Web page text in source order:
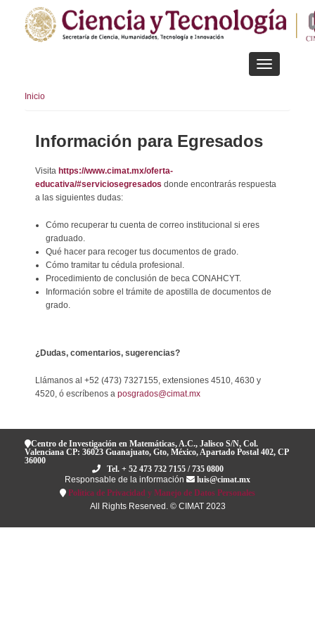
contenido
Toggle
navigation
Inicio
Información para Egresados
Visita https://www.cimat.mx/oferta-
educativa/#serviciosegresados donde encontrarás respuesta
a las siguientes dudas:
Cómo recuperar tu cuenta de correo institucional si eres
graduado.
Qué hacer para recoger tus documentos de grado.
Cómo tramitar tu cédula profesional.
Procedimiento de conclusión de beca CONAHCYT.
Información sobre el trámite de apostilla de documentos de
grado.
¿Dudas, comentarios, sugerencias?
Llámanos al +52 (473) 7327155, extensiones 4510, 4630 y
4520, ó escríbenos a posgrados@cimat.mx
Centro de Investigación en Matemáticas, A.C., Jalisco S/N, Col.
Valenciana CP: 36023 Guanajuato, Gto, México, Apartado Postal 402, CP
36000
Tel. + 52 473 732 7155 / 735 0800
Responsable de la información
luis@cimat.mx
Política de Privacidad y Manejo de Datos Personales
All Rights Reserved. © CIMAT 2023